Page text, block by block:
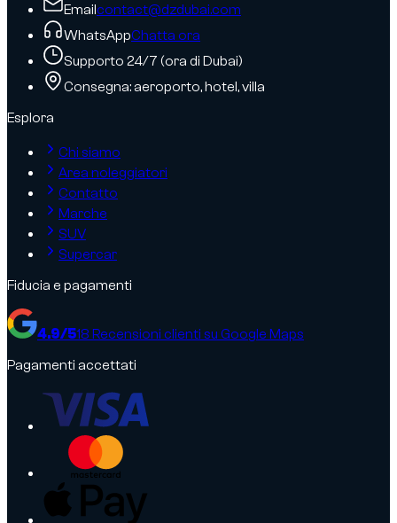
Email contact@dzdubai.com
WhatsAppChatta ora
Supporto 24/7 (ora di Dubai)
Consegna: aeroporto, hotel, villa
Esplora
Chi siamo
Area noleggiatori
Contatto
Marche
SUV
Supercar
Fiducia e pagamenti
4.9/518 Recensioni clienti su Google Maps
Pagamenti accettati